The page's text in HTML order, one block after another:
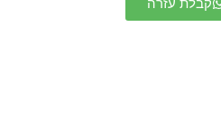
קבלת עזרה